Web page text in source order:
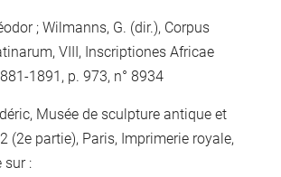
; Wilmanns, G. (dir.), Corpus
VIII, Inscriptiones Africae
1891, p. 973, n° 8934
Musée de sculpture antique et
(2e partie), Paris, Imprimerie royale,
sur :